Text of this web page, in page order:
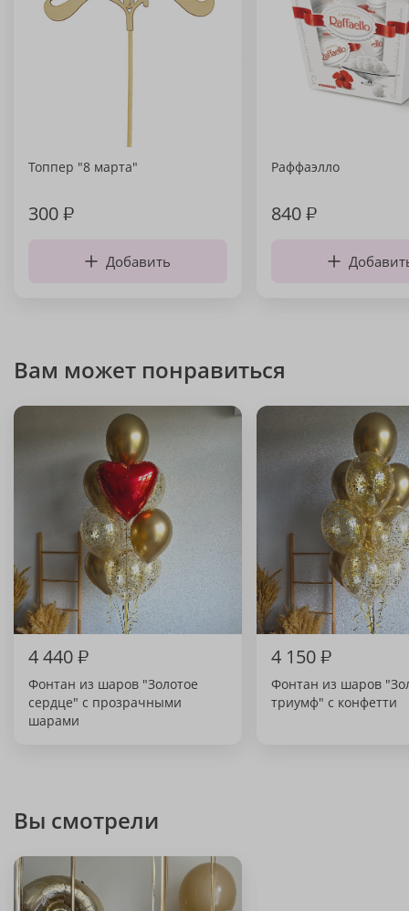
Топпер "8 марта"
300₽
Добавить
Раффаэлло
840₽
Вам может понравиться
4 440₽
Фонтан из шаров "Золотое
сердце" с прозрачными
шарами
4 150₽
Фонтан из шаров
триумф" с конфетти
Вы смотрели